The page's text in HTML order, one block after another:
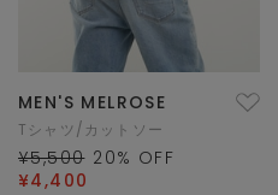
MEN'S MELROSE
Tシャツ/カットソー
¥5,500 20% OFF
¥4,400